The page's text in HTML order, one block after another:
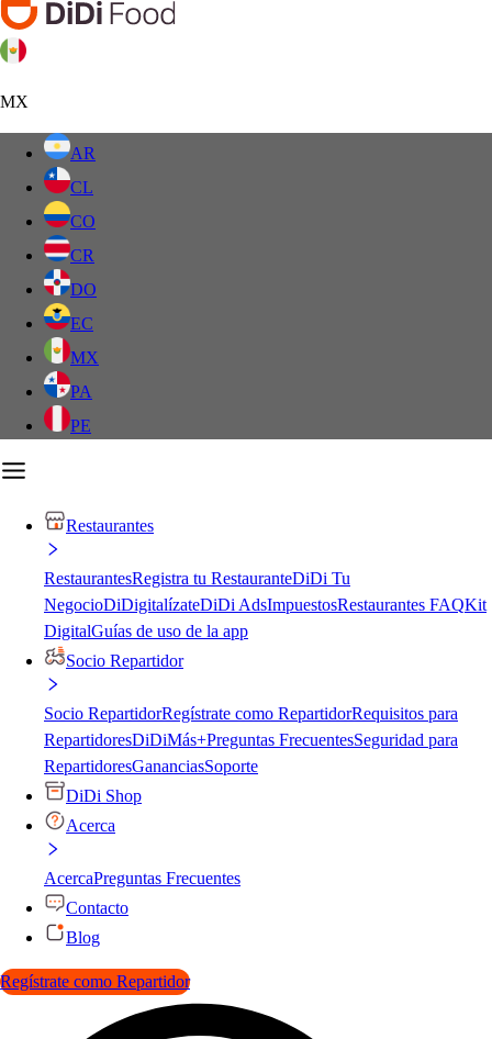
MX
AR
CL
CO
CR
DO
EC
MX
PA
PE
Restaurantes
RestaurantesRegistra tu RestauranteDiDi Tu
NegocioDiDigitalízateDiDi AdsImpuestosRestaurantes FAQKit
DigitalGuías de uso de la app
Socio Repartidor
Socio RepartidorRegístrate como RepartidorRequisitos para
RepartidoresDiDiMás+Preguntas FrecuentesSeguridad para
RepartidoresGananciasSoporte
DiDi Shop
Acerca
AcercaPreguntas Frecuentes
Contacto
Blog
Regístrate como Repartidor